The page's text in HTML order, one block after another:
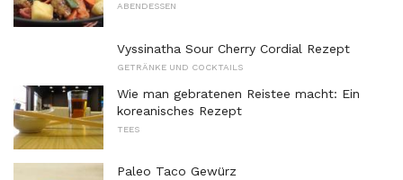
ABENDESSEN
Vyssinatha Sour Cherry Cordial Rezept
GETRÄNKE UND COCKTAILS
Wie man gebratenen Reistee macht: Ein
koreanisches Rezept
TEES
Paleo Taco Gewürz